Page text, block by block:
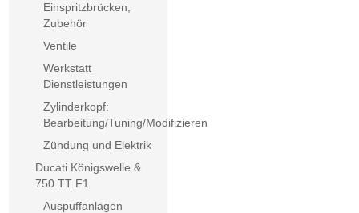
Einspritzbrücken,
Zubehör
Ventile
Werkstatt
Dienstleistungen
Zylinderkopf:
Bearbeitung/Tuning/Modifizieren
Zündung und Elektrik
Ducati Königswelle &
750 TT F1
Auspuffanlagen